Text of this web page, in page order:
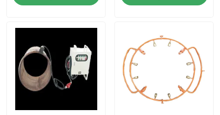
Über uns
Fabrik-Ausflug
Qualitätskontrolle